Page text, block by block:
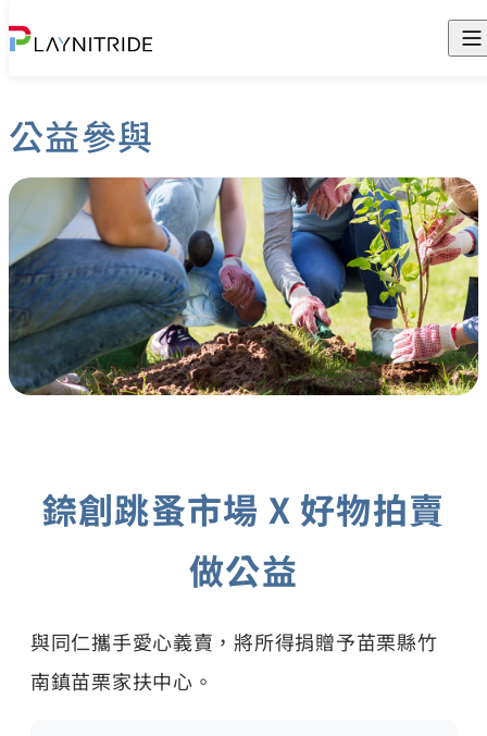
經營者的話
利害關係與重大議題
公司治理
資訊安全
供應鏈管理
氣候策略
綠色循環
環境管理
友善職場
人才發展
人權管理
健康安全
社會參與
知識推廣
公益參與
資源中心
繁體中文
English
公益參與
錼創跳蚤市場 X 好物拍賣
做公益
與同仁攜手愛心義賣，將所得捐贈予苗栗縣竹
南鎮苗栗家扶中心。